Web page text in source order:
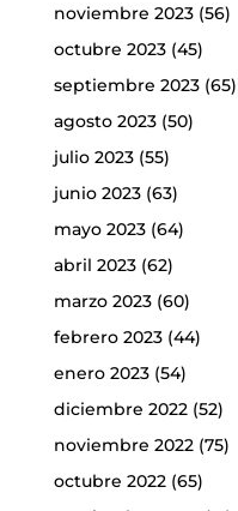
noviembre 2023(56)
octubre 2023(45)
septiembre 2023(65)
agosto 2023(50)
julio 2023(55)
junio 2023(63)
mayo 2023(64)
abril 2023(62)
marzo 2023(60)
febrero 2023(44)
enero 2023(54)
diciembre 2022(52)
noviembre 2022(75)
octubre 2022(65)